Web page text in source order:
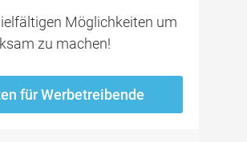
Möglichkeiten um
zu machen!
für Werbetreibende